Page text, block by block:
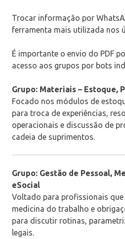
Trocar informação por
ferramenta mais utilizada nos
É importante o envio do PDF
acesso aos grupos por bots
Grupo: Materiais – Estoque,
Focado nos módulos de
para troca de experiências,
operacionais e discussão de
cadeia de suprimentos.
Grupo: Gestão de Pessoal,
eSocial
Voltado para profissionais que
medicina do trabalho e
para discutir rotinas,
legais.